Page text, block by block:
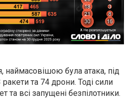
наймасовішою була атака, під
та 74 дрони. Тоді сили
та всі запущені безпілотники.